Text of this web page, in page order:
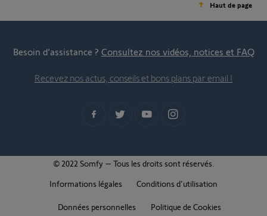
Haut de page
Besoin d’assistance ? Consultez nos vidéos, notices et FAQ
Recevez nos actus, conseils et bons plans par email !
© 2022 Somfy – Tous les droits sont réservés.
Informations légales
Conditions d'utilisation
Données personnelles Politique de Cookies